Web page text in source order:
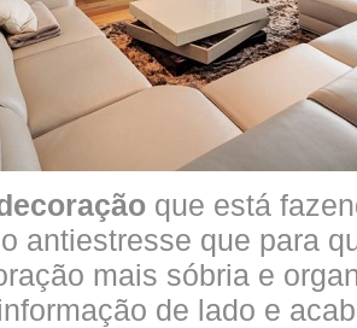
que está
antiestresse que para
mais sóbria e
de lado e